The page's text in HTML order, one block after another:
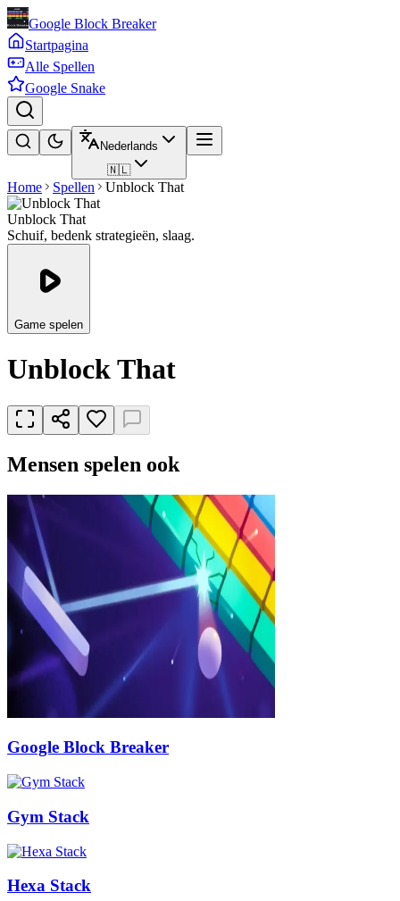
Google Block Breaker
Startpagina
Alle Spellen
Google Snake
Nederlands
🇳🇱
Home Spellen Unblock That
Unblock That
Schuif, bedenk strategieën, slaag.
Game spelen
Unblock That
Mensen spelen ook
Google Block Breaker
Gym Stack
Hexa Stack